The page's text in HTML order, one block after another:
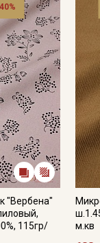
"Вербена"
115гр/
м.кв